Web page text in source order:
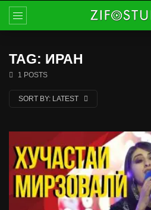
TAG: ИРАН
1 POSTS
SORT BY: LATEST